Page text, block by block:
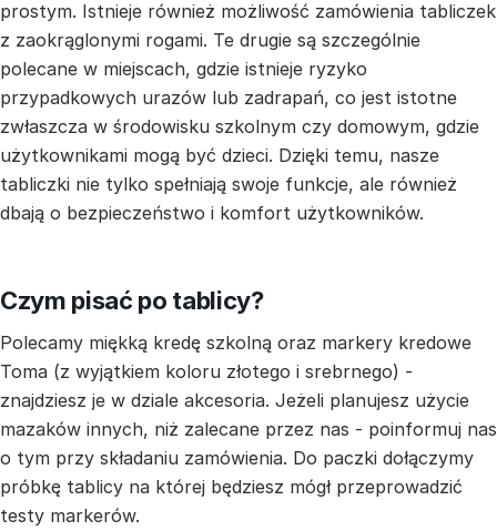
prostym. Istnieje również możliwość zamówienia tabliczek
z zaokrąglonymi rogami. Te drugie są szczególnie
polecane w miejscach, gdzie istnieje ryzyko
przypadkowych urazów lub zadrapań, co jest istotne
zwłaszcza w środowisku szkolnym czy domowym, gdzie
użytkownikami mogą być dzieci. Dzięki temu, nasze
tabliczki nie tylko spełniają swoje funkcje, ale również
dbają o bezpieczeństwo i komfort użytkowników.
Czym pisać po tablicy?
Polecamy miękką kredę szkolną oraz markery kredowe
Toma (z wyjątkiem koloru złotego i srebrnego) -
znajdziesz je w dziale akcesoria. Jeżeli planujesz użycie
mazaków innych, niż zalecane przez nas - poinformuj nas
o tym przy składaniu zamówienia. Do paczki dołączymy
próbkę tablicy na której będziesz mógł przeprowadzić
testy markerów.